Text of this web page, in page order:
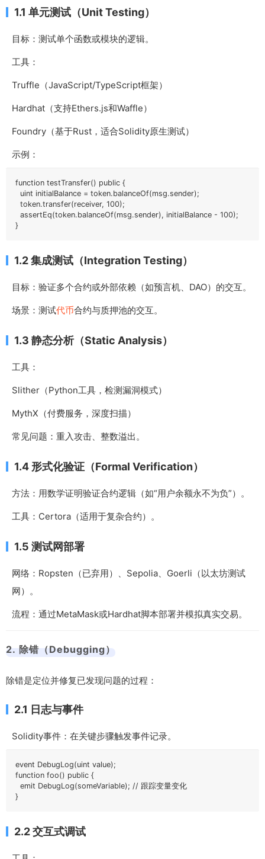
1.1 单元测试（Unit Testing）
目标：测试单个函数或模块的逻辑。
工具：
Truffle（JavaScript/TypeScript框架）
Hardhat（支持Ethers.js和Waffle）
Foundry（基于Rust，适合Solidity原生测试）
示例：
function testTransfer() public {
uint initialBalance = token.balanceOf(msg.sender);
token.transfer(receiver, 100);
assertEq(token.balanceOf(msg.sender), initialBalance - 100);
}
1.2 集成测试（Integration Testing）
目标：验证多个合约或外部依赖（如预言机、DAO）的交互。
场景：测试代币合约与质押池的交互。
1.3 静态分析（Static Analysis）
工具：
Slither（Python工具，检测漏洞模式）
MythX（付费服务，深度扫描）
常见问题：重入攻击、整数溢出。
1.4 形式化验证（Formal Verification）
方法：用数学证明验证合约逻辑（如“用户余额永不为负”）。
工具：Certora（适用于复杂合约）。
1.5 测试网部署
网络：Ropsten（已弃用）、Sepolia、Goerli（以太坊测试
网）。
流程：通过MetaMask或Hardhat脚本部署并模拟真实交易。
2. 除错（Debugging）
除错是定位并修复已发现问题的过程：
2.1 日志与事件
Solidity事件：在关键步骤触发事件记录。
event DebugLog(uint value);
function foo() public {
emit DebugLog(someVariable); // 跟踪变量变化
}
2.2 交互式调试